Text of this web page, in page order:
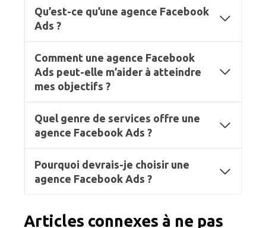
Qu’est-ce qu’une agence Facebook
Ads ?
Comment une agence Facebook
Ads peut-elle m’aider à atteindre
mes objectifs ?
Quel genre de services offre une
agence Facebook Ads ?
Pourquoi devrais-je choisir une
agence Facebook Ads ?
Articles connexes à ne pas